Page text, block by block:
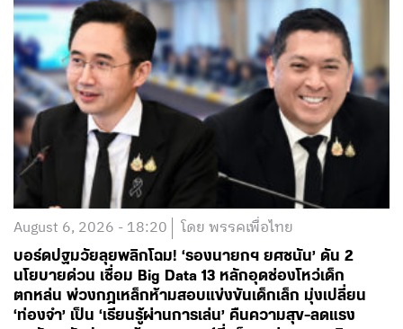
August 6, 2026 - 18:20 โดย พรรคเพื่อไทย
บอร์ดปฐมวัยลุยพลิกโฉม! ‘รองนายกฯ ยศชนัน’ ดัน 2
นโยบายด่วน เชื่อม Big Data 13 หลักอุดช่องโหว่เด็ก
ตกหล่น พ่วงกฎเหล็กห้ามสอบแข่งขันเด็กเล็ก มุ่งเปลี่ยน
‘ท่องจำ’ เป็น ‘เรียนรู้ผ่านการเล่น’ คืนความสุข-ลดแรง